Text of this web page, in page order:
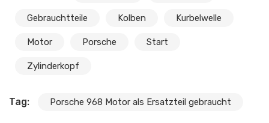
Gebrauchtteile Kolben Kurbelwelle
Motor Porsche Start
Zylinderkopf
Tag: Porsche 968 Motor als Ersatzteil gebraucht